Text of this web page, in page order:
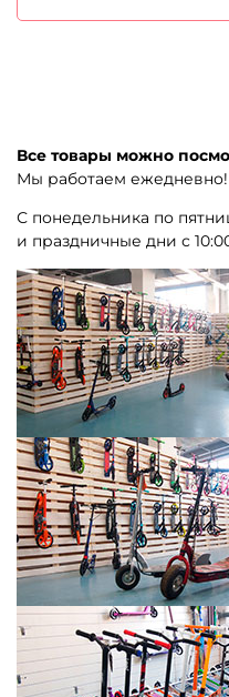
Все товары можно
Мы работаем ежедневно!
С понедельника по
и праздничные дни с